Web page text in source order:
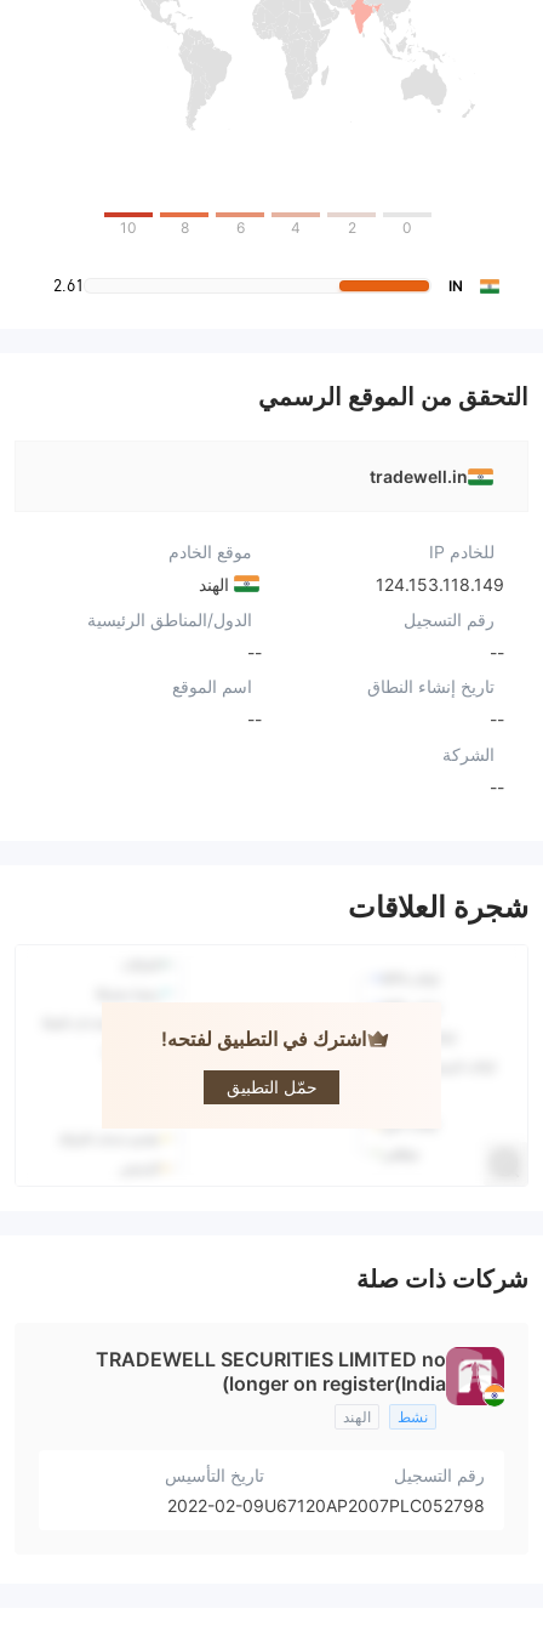
0
2
4
6
8
10
IN
2.61
التحقق من الموقع الرسمي
tradewell.in
للخادم IP
124.153.118.149
موقع الخادم
الهند
رقم التسجيل
--
الدول/المناطق الرئيسية
--
تاريخ إنشاء النطاق
--
اسم الموقع
--
الشركة
--
شجرة العلاقات
اشترك في التطبيق لفتحه!
حمّل التطبيق
شركات ذات صلة
TRADEWELL SECURITIES LIMITED no
longer on register(India)
نشط الهند
رقم التسجيل
U67120AP2007PLC052798
تاريخ التأسيس
2022-02-09